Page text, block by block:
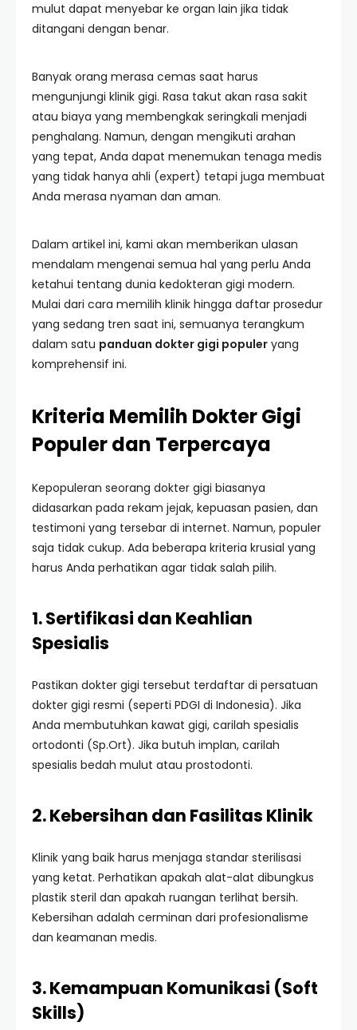
mulut dapat menyebar ke organ lain jika tidak
ditangani dengan benar.
Banyak orang merasa cemas saat harus
mengunjungi klinik gigi. Rasa takut akan rasa sakit
atau biaya yang membengkak seringkali menjadi
penghalang. Namun, dengan mengikuti arahan
yang tepat, Anda dapat menemukan tenaga medis
yang tidak hanya ahli (expert) tetapi juga membuat
Anda merasa nyaman dan aman.
Dalam artikel ini, kami akan memberikan ulasan
mendalam mengenai semua hal yang perlu Anda
ketahui tentang dunia kedokteran gigi modern.
Mulai dari cara memilih klinik hingga daftar prosedur
yang sedang tren saat ini, semuanya terangkum
dalam satu panduan dokter gigi populer yang
komprehensif ini.
Kriteria Memilih Dokter Gigi
Populer dan Terpercaya
Kepopuleran seorang dokter gigi biasanya
didasarkan pada rekam jejak, kepuasan pasien, dan
testimoni yang tersebar di internet. Namun, populer
saja tidak cukup. Ada beberapa kriteria krusial yang
harus Anda perhatikan agar tidak salah pilih.
1. Sertifikasi dan Keahlian
Spesialis
Pastikan dokter gigi tersebut terdaftar di persatuan
dokter gigi resmi (seperti PDGI di Indonesia). Jika
Anda membutuhkan kawat gigi, carilah spesialis
ortodonti (Sp.Ort). Jika butuh implan, carilah
spesialis bedah mulut atau prostodonti.
2. Kebersihan dan Fasilitas Klinik
Klinik yang baik harus menjaga standar sterilisasi
yang ketat. Perhatikan apakah alat-alat dibungkus
plastik steril dan apakah ruangan terlihat bersih.
Kebersihan adalah cerminan dari profesionalisme
dan keamanan medis.
3. Kemampuan Komunikasi (Soft
Skills)